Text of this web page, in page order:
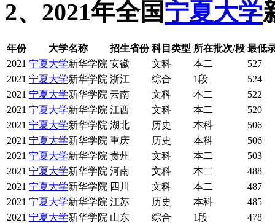
2、2021年全国宁夏大学
年份 大学名称 招生省份 科目类型 所在批次/段 最低
2021 宁夏大学新华学院 安徽 文科 本二
527
2021 宁夏大学新华学院 浙江 综合 1段
524
2021 宁夏大学新华学院 云南 文科 本二
522
2021 宁夏大学新华学院 江西 文科 本二
520
2021 宁夏大学新华学院 湖北 历史 本科
506
2021 宁夏大学新华学院 重庆 历史 本科
506
2021 宁夏大学新华学院 贵州 文科 本二
503
2021 宁夏大学新华学院 河南 文科 本二
488
2021 宁夏大学新华学院 四川 文科 本二
487
2021 宁夏大学新华学院 江苏 历史 本科
485
2021 宁夏大学新华学院 山东 综合 1段
478